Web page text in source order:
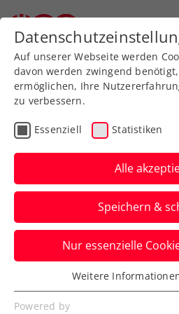
Zurück zur Newsübersicht
Ausbildung
Großes Lob für
Ausbildungs-
mit
Kindertennis
Der ÖTV erhält
Feedback auf diese
Auf unserer Webseite werden
davon werden zwingend
ermöglichen, Ihre
zu verbessern.
Essenziell Statistiken
Alle
Speichern &
Nur essenzielle
Essenziell
Essenzielle Cookies werden für
Weitere
Powered by